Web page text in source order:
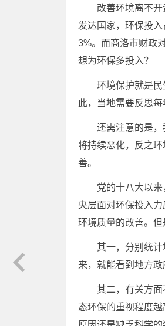
改善环境离不
发达国家，环保投
3%。而商洛市财政
想为环保多投入？
环境保护就是民
此，当地需要反思
还需注意的是
将持续恶化，反之
善。
党的十八大以
央层面对环保投入
环境质量的改善。
其一，分别统
来，就能看到地方政
其二，有关方
态环保的重视程度